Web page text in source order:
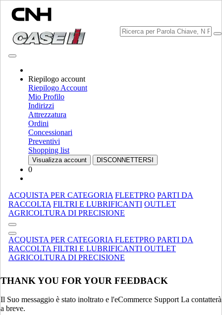
Riepilogo account
Riepilogo Account
Mio Profilo
Indirizzi
Attrezzatura
Ordini
Concessionari
Preventivi
Shopping list
Visualizza account DISCONNETTERSI
0
ACQUISTA PER CATEGORIA FLEETPRO PARTI DA
RACCOLTA FILTRI E LUBRIFICANTI OUTLET
AGRICOLTURA DI PRECISIONE
ACQUISTA PER CATEGORIA FLEETPRO PARTI DA
RACCOLTA FILTRI E LUBRIFICANTI OUTLET
AGRICOLTURA DI PRECISIONE
THANK YOU FOR YOUR FEEDBACK
Il Suo messaggio è stato inoltrato e l'eCommerce Support La contatterà
a breve.
Scegli Brand
Chiudi il menu
ATTREZZATURA
ATTREZZATURA
MOVIMENTAZIONE MATERIALE
Miscelatori Di Materiale Frantumato Miscelatori Di Materiale
Frantumato
Mini Pale Mini Pale
Pale Caricatrici Cingolate Compatte
Spandiletame Spandiletame
Specializzati Specializzati
TRATTORI
Utility Utility
Attrezzature